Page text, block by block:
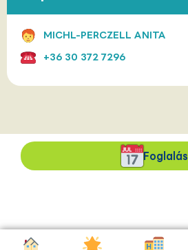
MICHL-PERCZELL ANITA
+36 30 372 7296
Foglalás